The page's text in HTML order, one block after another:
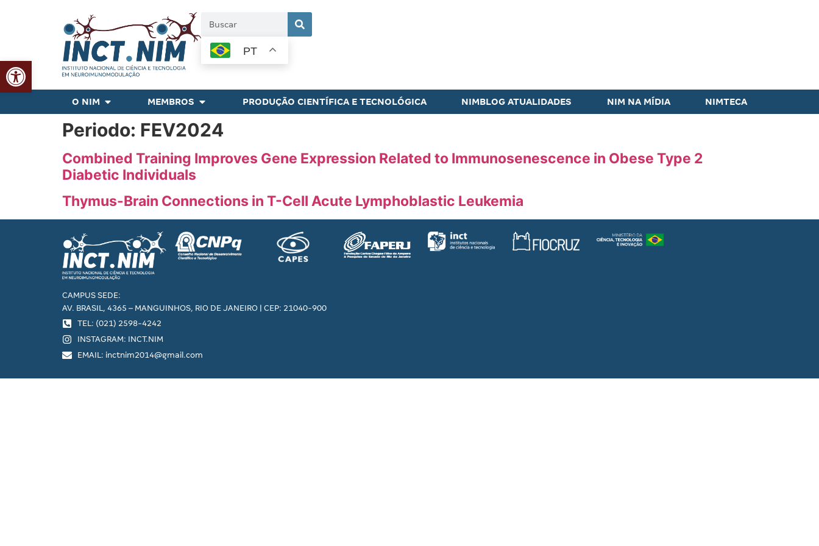
Abrir a barra de ferramentas
PT
O NIM MEMBROS PRODUÇÃO CIENTÍFICA E TECNOLÓGICA NIMBLOG ATUALIDADES NIM NA MÍDIA NIMTECA
Periodo: FEV2024
Combined Training Improves Gene Expression Related to Immunosenescence in Obese Type 2
Diabetic Individuals
Thymus-Brain Connections in T-Cell Acute Lymphoblastic Leukemia
CAMPUS SEDE:
AV. BRASIL, 4365 – MANGUINHOS, RIO DE JANEIRO | CEP: 21040-900
TEL: (021) 2598-4242
INSTAGRAM: INCT.NIM
EMAIL: inctnim2014@gmail.com